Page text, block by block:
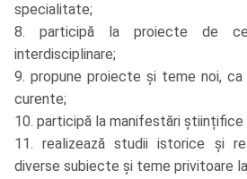
specialitate;
8. participă la proiecte de
interdisciplinare;
9. propune proiecte și teme noi,
curente;
10. participă la manifestări științifice
11. realizează studii istorice și
diverse subiecte și teme privitoare